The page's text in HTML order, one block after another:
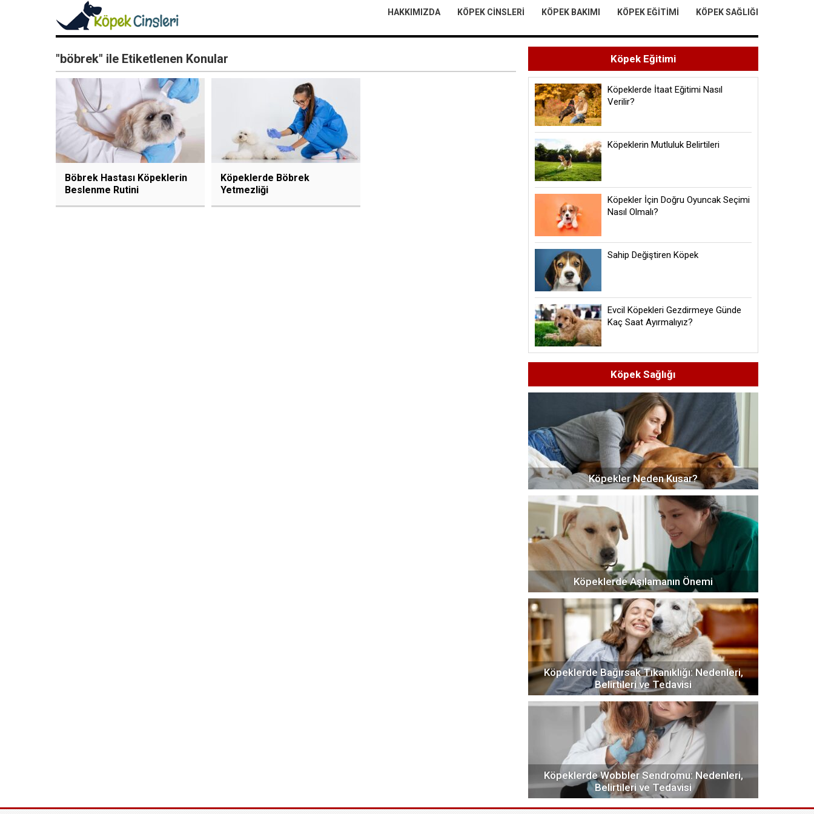
HAKKIMIZDA KÖPEK CINSLERI KÖPEK BAKIMI KÖPEK EĞITIMI KÖPEK SAĞLIĞI
"böbrek" ile Etiketlenen Konular
Böbrek Hastası Köpeklerin
Beslenme Rutini
Köpeklerde Böbrek
Yetmezliği
Köpek Eğitimi
Köpeklerde İtaat Eğitimi Nasıl
Verilir?
Köpeklerin Mutluluk Belirtileri
Köpekler İçin Doğru Oyuncak Seçimi
Nasıl Olmalı?
Sahip Değiştiren Köpek
Evcil Köpekleri Gezdirmeye Günde
Kaç Saat Ayırmalıyız?
Köpek Sağlığı
Köpekler Neden Kusar?
Köpeklerde Aşılamanın Önemi
Köpeklerde Bağırsak Tıkanıklığı: Nedenleri,
Belirtileri ve Tedavisi
Köpeklerde Wobbler Sendromu: Nedenleri,
Belirtileri ve Tedavisi